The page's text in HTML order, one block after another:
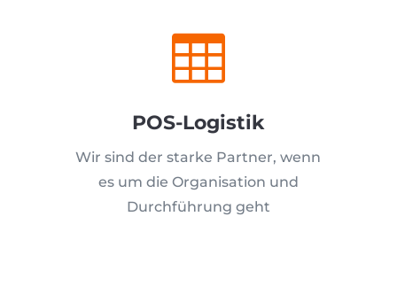

POS-Logistik
Wir sind der starke Partner, wenn
es um die Organisation und
Durchführung geht